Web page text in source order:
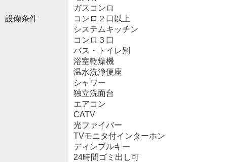
設備条件
ガスコンロ
コンロ２口以上
システムキッチン
コンロ３口
バス・トイレ別
浴室乾燥機
温水洗浄便座
シャワー
独立洗面台
エアコン
CATV
光ファイバー
TVモニタ付インターホン
ディンプルキー
24時間ゴミ出し可